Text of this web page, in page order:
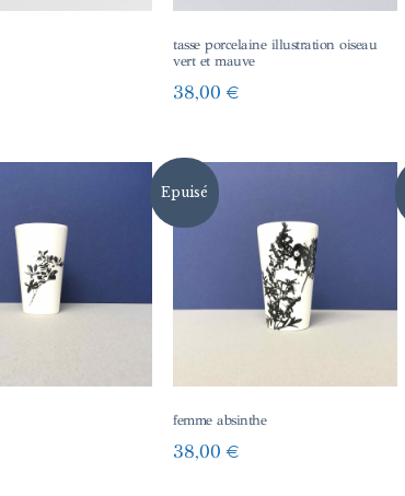
tasse porcelaine illustration oiseau
vert et mauve
38,00 €
Epuisé
femme absinthe
38,00 €